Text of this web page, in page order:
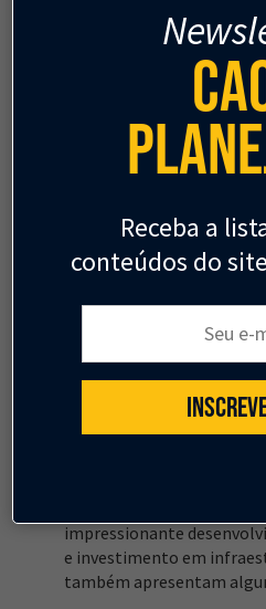
O motor
impressionante
e investimento em
também apresentam
Receba a
conteúdos do